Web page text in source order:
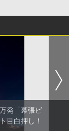
発「幕張ビ
目白押し！